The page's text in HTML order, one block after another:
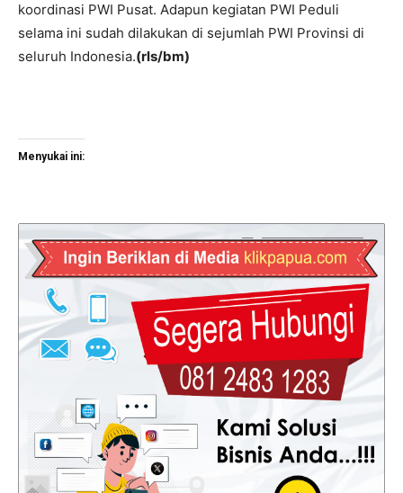
koordinasi PWI Pusat. Adapun kegiatan PWI Peduli
selama ini sudah dilakukan di sejumlah PWI Provinsi di
seluruh Indonesia.(rls/bm)
Menyukai ini: